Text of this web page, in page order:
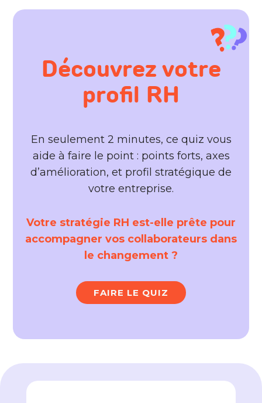
Découvrez votre
profil RH
En seulement 2 minutes, ce quiz vous
aide à faire le point : points forts, axes
d’amélioration, et profil stratégique de
votre entreprise.
Votre stratégie RH est-elle prête pour
accompagner vos collaborateurs dans
le changement ?
FAIRE LE QUIZ